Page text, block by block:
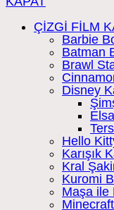
ÇİZGİ FİLM
Barbie
Batman
Brawl
Disney
Hello
Karışık
Kral
Kuromi
Maşa ile